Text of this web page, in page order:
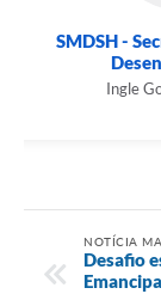
NOTÍCIA
Desafio